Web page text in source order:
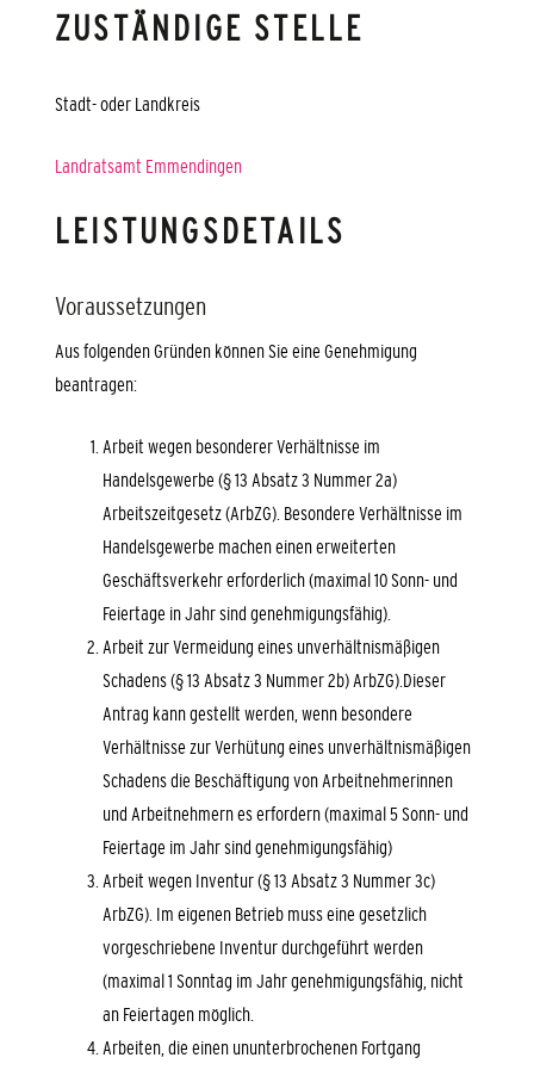
ZUSTÄNDIGE STELLE
Stadt- oder Landkreis
Landratsamt Emmendingen
LEISTUNGSDETAILS
Voraussetzungen
Aus folgenden Gründen können Sie eine Genehmigung
beantragen:
Arbeit wegen besonderer Verhältnisse im
Handelsgewerbe (§ 13 Absatz 3 Nummer 2a)
Arbeitszeitgesetz (ArbZG) Besondere Verhältnisse im
Handelsgewerbe machen einen erweiterten
Geschäftsverkehr erforderlich (maximal 10 Sonn- und
Feiertage in Jahr sind genehmigungsfähig).
Arbeit zur Vermeidung eines unverhältnismäßigen
Schadens (§ 13 Absatz 3 Nummer 2b) ArbZG).Dieser
Antrag kann gestellt werden, wenn besondere
Verhältnisse zur Verhütung eines unverhältnismäßigen
Schadens die Beschäftigung von Arbeitnehmerinnen
und Arbeitnehmern es erfordern (maximal 5 Sonn- und
Feiertage im Jahr sind genehmigungsfähig)
Arbeit wegen Inventur (§ 13 Absatz 3 Nummer 3c)
ArbZG). Im eigenen Betrieb muss eine gesetzlich
vorgeschriebene Inventur durchgeführt werden
(maximal 1 Sonntag im Jahr genehmigungsfähig, nicht
an Feiertagen möglich.
Arbeiten, die einen ununterbrochenen Fortgang